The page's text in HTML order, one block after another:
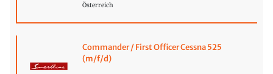
Österreich
Commander / First Officer Cessna 525
(m/f/d)